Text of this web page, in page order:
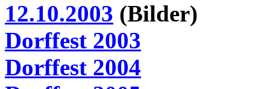
12.10.2003 (Bilder)
Dorffest 2003
Dorffest 2004